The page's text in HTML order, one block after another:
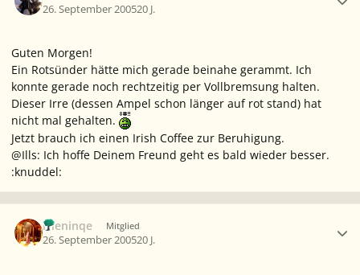
26. September 200520 J.
Guten Morgen!
Ein Rotsünder hätte mich gerade beinahe gerammt. Ich
konnte gerade noch rechtzeitig per Vollbremsung halten.
Dieser Irre (dessen Ampel schon länger auf rot stand) hat
nicht mal gehalten.
Jetzt brauch ich einen Irish Coffee zur Beruhigung.
@Ills: Ich hoffe Deinem Freund geht es bald wieder besser.
:knuddel:
Nieninqe Mitglied
26. September 200520 J.